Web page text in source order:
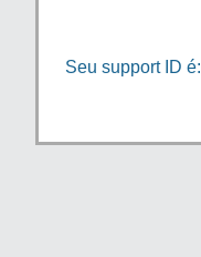
Seu support ID é: